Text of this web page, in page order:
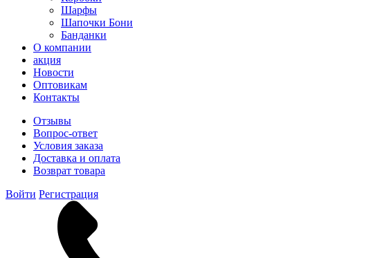
Шарфы
Шапочки Бони
Банданки
О компании
акция
Новости
Оптовикам
Контакты
Отзывы
Вопрос-ответ
Условия заказа
Доставка и оплата
Возврат товара
Войти Регистрация